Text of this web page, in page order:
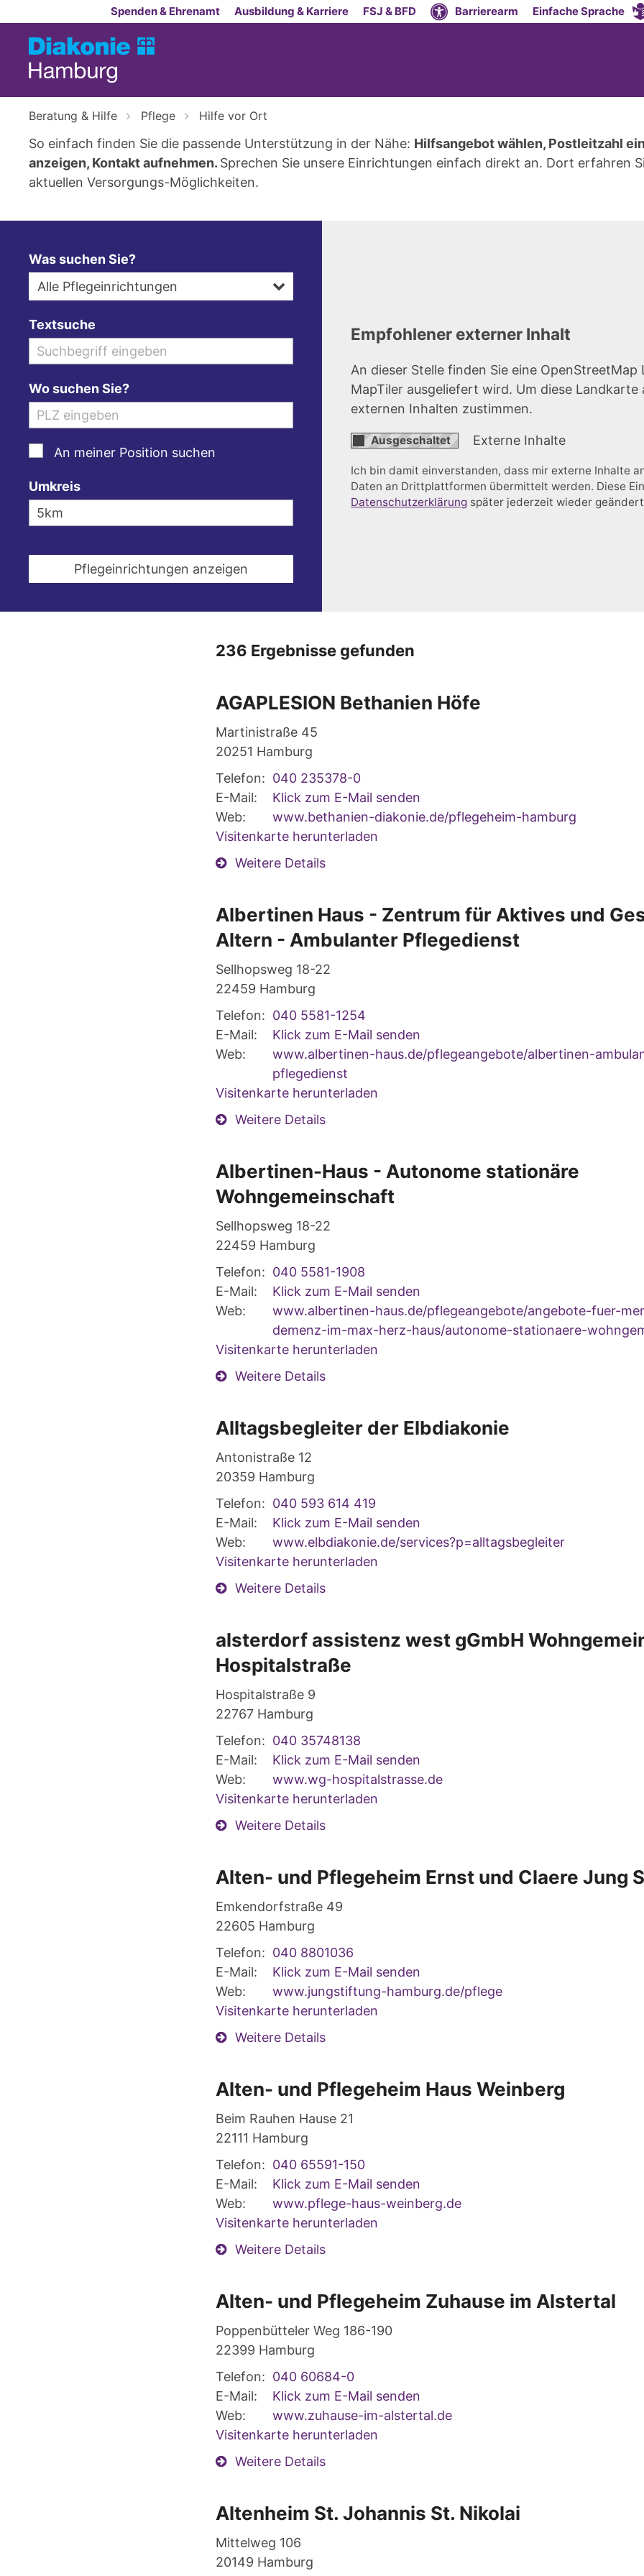
Zum Inhalt springenSpenden & Ehrenamt Ausbildung & Karriere FSJ & BFD Barrierearm Einfache Sprache
Beratung & Hilfe Pflege Hilfe vor Ort
So einfach finden Sie die passende Unterstützung in der Nähe: Hilfsangebot wählen, Postleitzahl
anzeigen, Kontakt aufnehmen. Sprechen Sie unsere Einrichtungen einfach direkt an. Dort erfahren
aktuellen Versorgungs-Möglichkeiten.
Was suchen Sie?
Alle Pflegeinrichtungen
Textsuche
Wo suchen Sie?
An meiner Position suchen
Umkreis
Empfohlener externer Inhalt
An dieser Stelle finden Sie eine
MapTiler ausgeliefert wird. Um diese
externen Inhalten zustimmen.
Externe Inhalte
Ich bin damit einverstanden, dass mir externe Inhalte
Daten an Drittplattformen übermittelt werden. Diese
Datenschutzerklärung später jederzeit wieder
236 Ergebnisse gefunden
AGAPLESION Bethanien Höfe
Martinistraße 45
20251 Hamburg
Telefon: 040 235378-0
E-Mail:
Klick zum E-Mail senden
Web:
www.bethanien-diakonie.de/pflegeheim-hamburg
Visitenkarte herunterladen
Weitere Details
Albertinen Haus - Zentrum für Aktives und
Altern - Ambulanter Pflegedienst
Sellhopsweg 18-22
22459 Hamburg
Telefon: 040 5581-1254
E-Mail:
Klick zum E-Mail senden
Web:
www.albertinen-haus.de/pflegeangebote/albertinen-
pflegedienst
Visitenkarte herunterladen
Weitere Details
Albertinen-Haus - Autonome stationäre
Wohngemeinschaft
Sellhopsweg 18-22
22459 Hamburg
Telefon: 040 5581-1908
E-Mail:
Klick zum E-Mail senden
Web:
www.albertinen-haus.de/pflegeangebote/angebote-fuer-
demenz-im-max-herz-haus/autonome-stationaere-
Visitenkarte herunterladen
Weitere Details
Alltagsbegleiter der Elbdiakonie
Antonistraße 12
20359 Hamburg
Telefon: 040 593 614 419
E-Mail:
Klick zum E-Mail senden
Web:
www.elbdiakonie.de/services?p=alltagsbegleiter
Visitenkarte herunterladen
Weitere Details
alsterdorf assistenz west gGmbH
Hospitalstraße
Hospitalstraße 9
22767 Hamburg
Telefon: 040 35748138
E-Mail:
Klick zum E-Mail senden
Web:
www.wg-hospitalstrasse.de
Visitenkarte herunterladen
Weitere Details
Alten- und Pflegeheim Ernst und Claere Jung
Emkendorfstraße 49
22605 Hamburg
Telefon: 040 8801036
E-Mail:
Klick zum E-Mail senden
Web:
www.jungstiftung-hamburg.de/pflege
Visitenkarte herunterladen
Weitere Details
Alten- und Pflegeheim Haus Weinberg
Beim Rauhen Hause 21
22111 Hamburg
Telefon: 040 65591-150
E-Mail:
Klick zum E-Mail senden
Web:
www.pflege-haus-weinberg.de
Visitenkarte herunterladen
Weitere Details
Alten- und Pflegeheim Zuhause im Alstertal
Poppenbütteler Weg 186-190
22399 Hamburg
Telefon: 040 60684-0
E-Mail:
Klick zum E-Mail senden
Web:
www.zuhause-im-alstertal.de
Visitenkarte herunterladen
Weitere Details
Altenheim St. Johannis St. Nikolai
Mittelweg 106
20149 Hamburg